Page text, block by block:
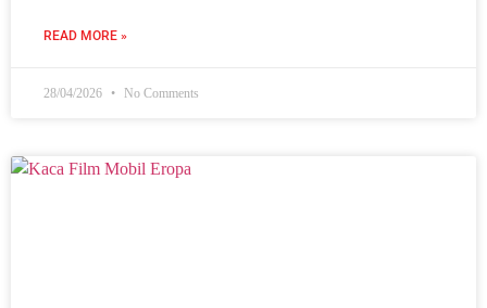
READ MORE »
28/04/2026 No Comments